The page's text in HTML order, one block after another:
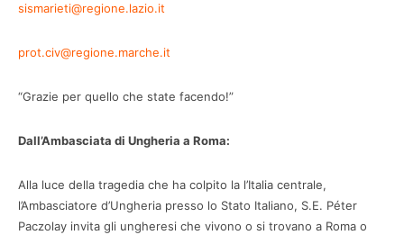
sismarieti@regione.lazio.it
prot.civ@regione.marche.it
“Grazie per quello che state facendo!”
Dall’Ambasciata di Ungheria a Roma:
Alla luce della tragedia che ha colpito la l’Italia centrale,
l’Ambasciatore d’Ungheria presso lo Stato Italiano, S.E. Péter
Paczolay invita gli ungheresi che vivono o si trovano a Roma o